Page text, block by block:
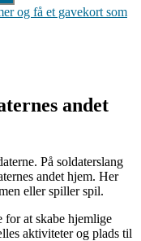
og få et gavekort som
andet
På soldaterslang
andet hjem. Her
eller spiller spil.
for at skabe hjemlige
aktiviteter og plads til